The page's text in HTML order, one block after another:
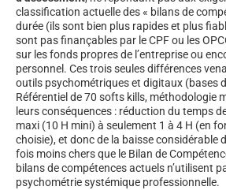
classification actuelle des « bilans de
durée (ils sont bien plus rapides et plus
sont pas finançables par le CPF ou les
sur les fonds propres de l’entreprise ou
personnel. Ces trois seules différences
outils psychométriques et digitaux (bases
Référentiel de 70 softs kills, méthodologie
leurs conséquences : réduction du temps
maxi (10 H mini) à seulement 1 à 4 H (en
choisie), et donc de la baisse considérable
fois moins chers que le Bilan de
bilans de compétences actuels n’utilisent
psychométrie systémique professionnelle.